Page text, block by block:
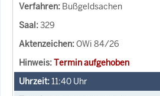
Bußgeldsachen
329
OWi 84/26
Termin aufgehoben
11:40 Uhr